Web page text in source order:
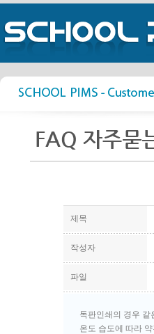
제목
작성자
파일
독판인쇄의 경우 같
온도 습도에 따라